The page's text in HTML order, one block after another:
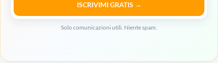
ISCRIVIMI GRATIS →
Solo comunicazioni utili. Niente spam.